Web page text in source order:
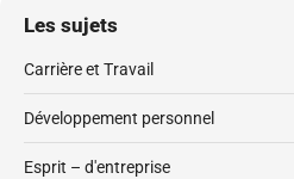
Les sujets
Carrière et Travail
Développement personnel
Esprit – d'entreprise